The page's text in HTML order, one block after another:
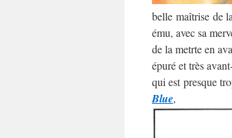
belle maîtrise de
ému, avec sa
de la metrte en
épuré et très
qui est presque
Blue,